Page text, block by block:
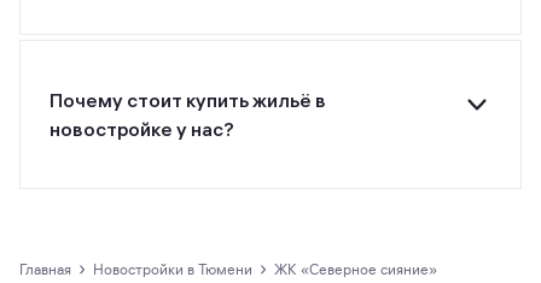
Почему стоит купить жильё в
новостройке у нас?
Главная › новостройки в Тюмени › ЖК «Северное сияние»